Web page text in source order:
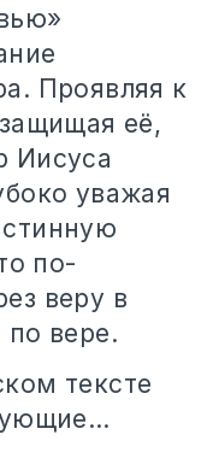
Проявляя к
её,
Иисуса
уважая
по-
веру в
вере.
тексте